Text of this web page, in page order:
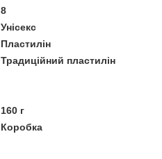
8
Унісекс
Пластилін
Традиційний пластилін
160 г
Коробка